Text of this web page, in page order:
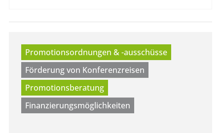
Promotionsordnungen & -ausschüsse
Förderung von Konferenzreisen
Promotionsberatung
Finanzierungsmöglichkeiten